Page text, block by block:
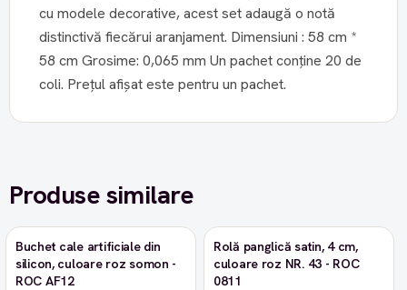
cu modele decorative, acest set adaugă o notă
distinctivă fiecărui aranjament. Dimensiuni : 58 cm *
58 cm Grosime: 0,065 mm Un pachet conține 20 de
coli. Prețul afișat este pentru un pachet.
Produse similare
Buchet cale artificiale din
silicon, culoare roz somon -
ROC AF12
-9%
Rolă panglică satin, 4 cm,
culoare roz NR. 43 - ROC
0811